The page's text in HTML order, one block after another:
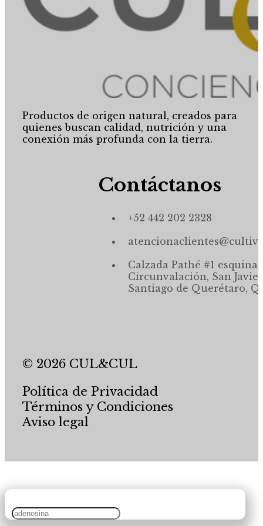
Productos de origen natural, creados para
quienes buscan calidad, nutrición y una
conexión más profunda con la tierra.
Contáctanos
+52 442 202 2328
Calzada Pathé #1 esquina,
Circunvalación, San
Santiago de Querétaro,
© 2026 CUL&CUL
Política de Privacidad
Términos y Condiciones
Aviso legal